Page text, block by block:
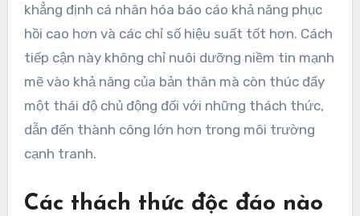
khẳng định cá nhân hóa báo cáo khả năng phục
hồi cao hơn và các chỉ số hiệu suất tốt hơn. Cách
tiếp cận này không chỉ nuôi dưỡng niềm tin mạnh
mẽ vào khả năng của bản thân mà còn thúc đẩy
một thái độ chủ động đối với những thách thức,
dẫn đến thành công lớn hơn trong môi trường
cạnh tranh.
Các thách thức độc đáo nào